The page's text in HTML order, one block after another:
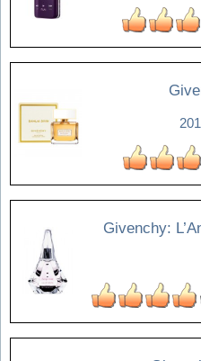
Givenchy: